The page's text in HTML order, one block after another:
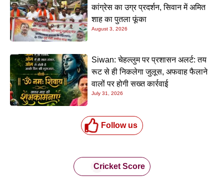
कांग्रेस का उग्र प्रदर्शन, सिवान में अमित
शाह का पुतला फूंका
August 3, 2026
Siwan: चेहल्लुम पर प्रशासन अलर्ट: तय
रूट से ही निकलेगा जुलूस, अफवाह फैलाने
वालों पर होगी सख्त कार्रवाई
July 31, 2026
Follow us
Cricket Score